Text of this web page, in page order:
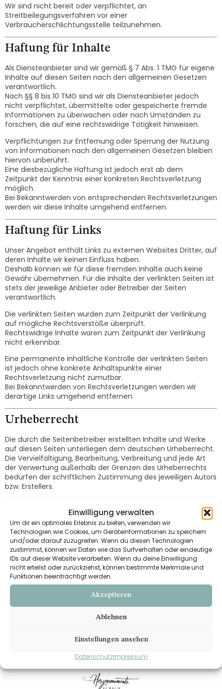
Einwilligung verwalten
Um dir ein optimales Erlebnis zu bieten, verwenden wir
Technologien wie Cookies, um Geräteinformationen zu speichern
und/oder darauf zuzugreifen. Wenn du diesen Technologien
zustimmst, können wir Daten wie das Surfverhalten oder eindeutige
IDs auf dieser Website verarbeiten. Wenn du deine Einwilligung
nicht erteilst oder zurückziehst, können bestimmte Merkmale und
Funktionen beeinträchtigt werden.
Akzeptieren
Ablehnen
Einstellungen ansehen
DatenschutzImpressum
Wir sind nicht bereit oder verpflichtet, an
Streitbeilegungsverfahren vor einer
Verbraucherschlichtungsstelle teilzunehmen.
Haftung für Inhalte
Als Diensteanbieter sind wir gemäß § 7 Abs. 1 TMG für eigene
Inhalte auf diesen Seiten nach den allgemeinen Gesetzen
verantwortlich.
Nach §§ 8 bis 10 TMG sind wir als Diensteanbieter jedoch
nicht verpflichtet, übermittelte oder gespeicherte fremde
Informationen zu überwachen oder nach Umständen zu
forschen, die auf eine rechtswidrige Tätigkeit hinweisen.
Verpflichtungen zur Entfernung oder Sperrung der Nutzung
von Informationen nach den allgemeinen Gesetzen bleiben
hiervon unberührt.
Eine diesbezügliche Haftung ist jedoch erst ab dem
Zeitpunkt der Kenntnis einer konkreten Rechtsverletzung
möglich.
Bei Bekanntwerden von entsprechenden Rechtsverletzungen
werden wir diese Inhalte umgehend entfernen.
Haftung für Links
Unser Angebot enthält Links zu externen Websites Dritter, auf
deren Inhalte wir keinen Einfluss haben.
Deshalb können wir für diese fremden Inhalte auch keine
Gewähr übernehmen. Für die Inhalte der verlinkten Seiten ist
stets der jeweilige Anbieter oder Betreiber der Seiten
verantwortlich.
Die verlinkten Seiten wurden zum Zeitpunkt der Verlinkung
auf mögliche Rechtsverstöße überprüft.
Rechtswidrige Inhalte waren zum Zeitpunkt der Verlinkung
nicht erkennbar.
Eine permanente inhaltliche Kontrolle der verlinkten Seiten
ist jedoch ohne konkrete Anhaltspunkte einer
Rechtsverletzung nicht zumutbar.
Bei Bekanntwerden von Rechtsverletzungen werden wir
derartige Links umgehend entfernen.
Urheberrecht
Die durch die Seitenbetreiber erstellten Inhalte und Werke
auf diesen Seiten unterliegen dem deutschen Urheberrecht.
Die Vervielfältigung, Bearbeitung, Verbreitung und jede Art
der Verwertung außerhalb der Grenzen des Urheberrechts
bedürfen der schriftlichen Zustimmung des jeweiligen Autors
bzw. Erstellers.
nicht kommerziellen Gebrauch gestattet.
Soweit die Inhalte auf dieser Seite nicht vom Betreiber
erstellt wurden, werden die Urheberrechte Dritter beachtet.
Insbesondere werden Inhalte Dritter als solche
gekennzeichnet.
Sollten Sie dennoch auf eine Urheberrechtsverletzung
aufmerksam werden, bitten wir um einen entsprechenden
Hinweis.
Bei Bekanntwerden von Rechtsverletzungen werden wir
derartige Inhalte umgehend entfernen.
Zurück nach oben